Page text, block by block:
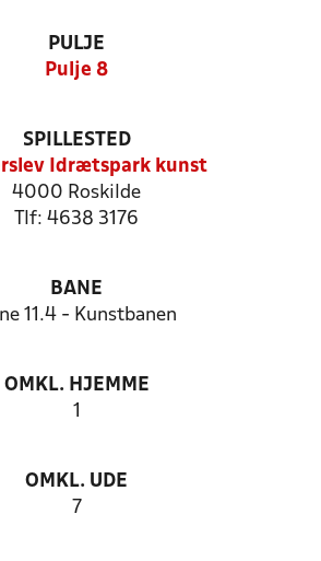
PULJE
Pulje 8
SPILLESTED
Idrætspark kunst
4000 Roskilde
Tlf: 4638 3176
BANE
11.4 - Kunstbanen
OMKL. HJEMME
1
OMKL. UDE
7